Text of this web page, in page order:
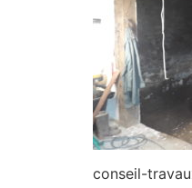
conseil-